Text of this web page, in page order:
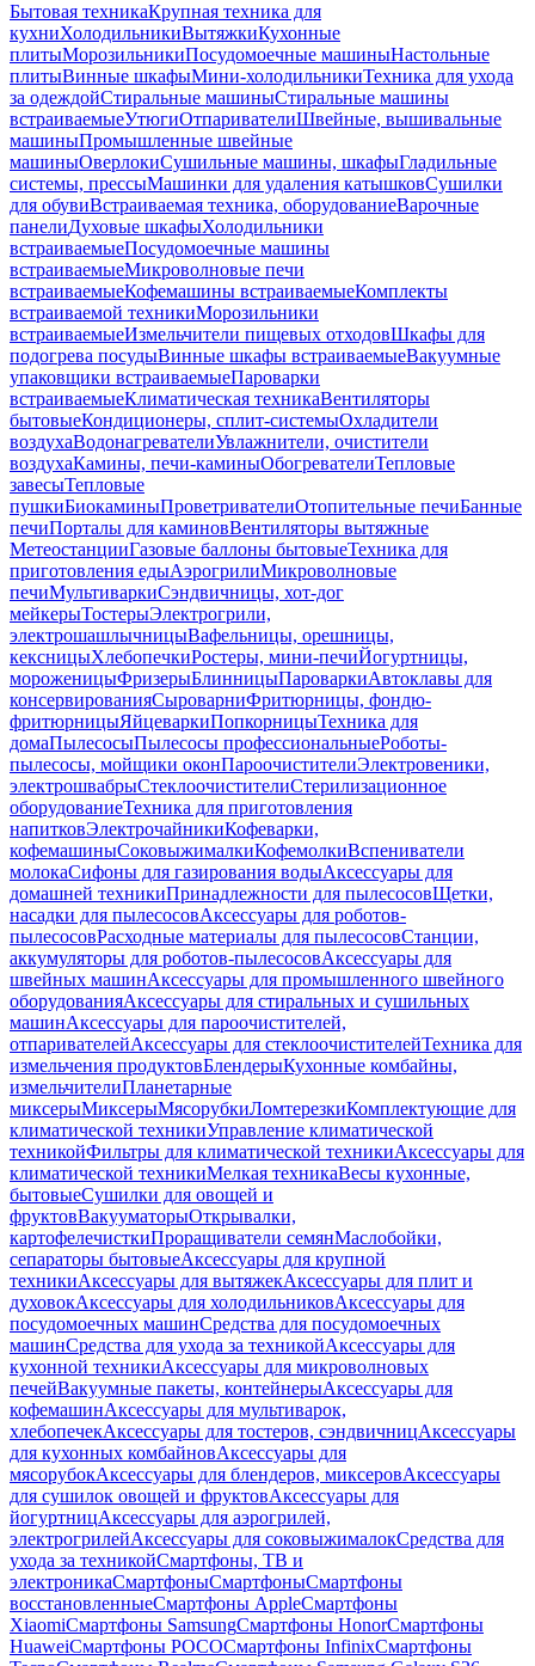
Бытовая техникаКрупная техника для
кухниХолодильникиВытяжкиКухонные
плитыМорозильникиПосудомоечные машиныНастольные
плитыВинные шкафыМини-холодильникиТехника для ухода
за одеждойСтиральные машиныСтиральные машины
встраиваемыеУтюгиОтпаривателиШвейные, вышивальные
машиныПромышленные швейные
машиныОверлокиСушильные машины, шкафыГладильные
системы, прессыМашинки для удаления катышковСушилки
для обувиВстраиваемая техника, оборудованиеВарочные
панелиДуховые шкафыХолодильники
встраиваемыеПосудомоечные машины
встраиваемыеМикроволновые печи
встраиваемыеКофемашины встраиваемыеКомплекты
встраиваемой техникиМорозильники
встраиваемыеИзмельчители пищевых отходовШкафы для
подогрева посудыВинные шкафы встраиваемыеВакуумные
упаковщики встраиваемыеПароварки
встраиваемыеКлиматическая техникаВентиляторы
бытовыеКондиционеры, сплит-системыОхладители
воздухаВодонагревателиУвлажнители, очистители
воздухаКамины, печи-каминыОбогревателиТепловые
завесыТепловые
пушкиБиокаминыПроветривателиОтопительные печиБанные
печиПорталы для каминовВентиляторы вытяжные
МетеостанцииГазовые баллоны бытовыеТехника для
приготовления едыАэрогрилиМикроволновые
печиМультиваркиСэндвичницы, хот-дог
мейкерыТостерыЭлектрогрили,
электрошашлычницыВафельницы, орешницы,
кексницыХлебопечкиРостеры, мини-печиЙогуртницы,
мороженицыФризерыБлинницыПароваркиАвтоклавы для
консервированияСыроварниФритюрницы, фондю-
фритюрницыЯйцеваркиПопкорницыТехника для
домаПылесосыПылесосы профессиональныеРоботы-
пылесосы, мойщики оконПароочистителиЭлектровеники,
электрошвабрыСтеклоочистителиСтерилизационное
оборудованиеТехника для приготовления
напитковЭлектрочайникиКофеварки,
кофемашиныСоковыжималкиКофемолкиВспениватели
молокаСифоны для газирования водыАксессуары для
домашней техникиПринадлежности для пылесосовЩетки,
насадки для пылесосовАксессуары для роботов-
пылесосовРасходные материалы для пылесосовСтанции,
аккумуляторы для роботов-пылесосовАксессуары для
швейных машинАксессуары для промышленного швейного
оборудованияАксессуары для стиральных и сушильных
машинАксессуары для пароочистителей,
отпаривателейАксессуары для стеклоочистителейТехника для
измельчения продуктовБлендерыКухонные комбайны,
измельчителиПланетарные
миксерыМиксерыМясорубкиЛомтерезкиКомплектующие для
климатической техникиУправление климатической
техникойФильтры для климатической техникиАксессуары для
климатической техникиМелкая техникаВесы кухонные,
бытовыеСушилки для овощей и
фруктовВакууматорыОткрывалки,
картофелечисткиПроращиватели семянМаслобойки,
сепараторы бытовыеАксессуары для крупной
техникиАксессуары для вытяжекАксессуары для плит и
духовокАксессуары для холодильниковАксессуары для
посудомоечных машинСредства для посудомоечных
машинСредства для ухода за техникойАксессуары для
кухонной техникиАксессуары для микроволновых
печейВакуумные пакеты, контейнерыАксессуары для
кофемашинАксессуары для мультиварок,
хлебопечекАксессуары для тостеров, сэндвичницАксессуары
для кухонных комбайновАксессуары для
мясорубокАксессуары для блендеров, миксеровАксессуары
для сушилок овощей и фруктовАксессуары для
йогуртницАксессуары для аэрогрилей,
электрогрилейАксессуары для соковыжималокСредства для
ухода за техникойСмартфоны, ТВ и
электроникаСмартфоныСмартфоныСмартфоны
восстановленныеСмартфоны AppleСмартфоны
XiaomiСмартфоны SamsungСмартфоны HonorСмартфоны
HuaweiСмартфоны POCOСмартфоны InfinixСмартфоны